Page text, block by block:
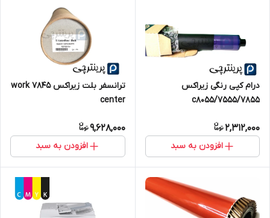
درام کپی رنگی زیراکس
7555/7855/c8055
2,312,000
افزودن به سبد
ترانسفر بلت زیراکس ۷۸۴۵ work
center
9,628,000
افزودن به سبد